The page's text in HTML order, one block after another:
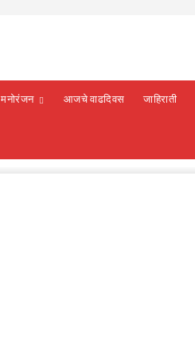
मनोरंजन आजचे वाढदिवस जाहिराती